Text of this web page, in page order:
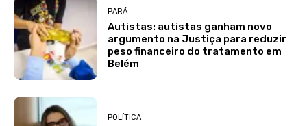
PARÁ
Autistas: autistas ganham novo
argumento na Justiça para reduzir
peso financeiro do tratamento em
Belém
POLÍTICA